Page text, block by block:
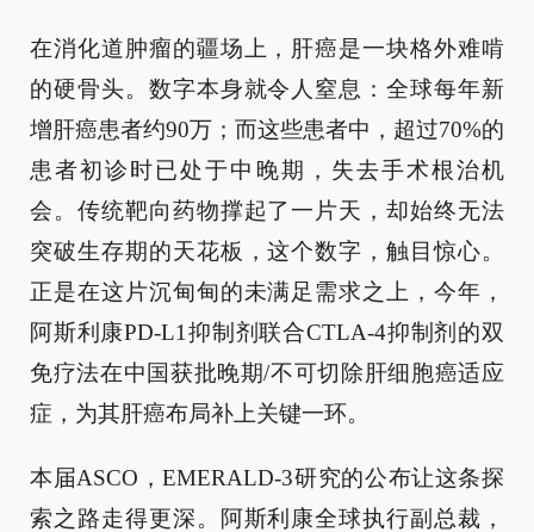
在消化道肿瘤的疆场上，肝癌是一块格外难啃
的硬骨头。数字本身就令人窒息：全球每年新
增肝癌患者约90万；而这些患者中，超过70%的
患者初诊时已处于中晚期，失去手术根治机
会。传统靶向药物撑起了一片天，却始终无法
突破生存期的天花板，这个数字，触目惊心。
正是在这片沉甸甸的未满足需求之上，今年，
阿斯利康PD-L1抑制剂联合CTLA-4抑制剂的双
免疗法在中国获批晚期/不可切除肝细胞癌适应
症，为其肝癌布局补上关键一环。
本届ASCO，EMERALD-3研究的公布让这条探
索之路走得更深。阿斯利康全球执行副总裁，